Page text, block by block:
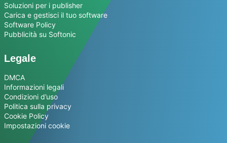
Soluzioni per i publisher
Carica e gestisci il tuo software
Software Policy
Pubblicità su Softonic
Legale
DMCA
Informazioni legali
Condizioni d’uso
Politica sulla privacy
Cookie Policy
Impostazioni cookie